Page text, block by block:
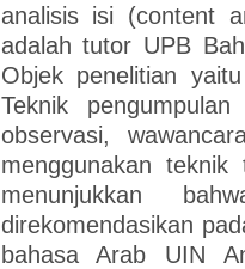
analisis isi (content
adalah tutor UPB
Objek penelitian
Teknik
observasi,
menggunakan
menunjukkan
direkomendasikan
bahasa Arab UIN